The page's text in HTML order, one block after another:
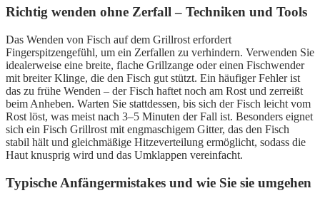
Richtig wenden ohne Zerfall – Techniken und Tools
Das Wenden von Fisch auf dem Grillrost erfordert
Fingerspitzengefühl, um ein Zerfallen zu verhindern. Verwenden Sie
idealerweise eine breite, flache Grillzange oder einen Fischwender
mit breiter Klinge, die den Fisch gut stützt. Ein häufiger Fehler ist
das zu frühe Wenden – der Fisch haftet noch am Rost und zerreißt
beim Anheben. Warten Sie stattdessen, bis sich der Fisch leicht vom
Rost löst, was meist nach 3–5 Minuten der Fall ist. Besonders eignet
sich ein Fisch Grillrost mit engmaschigem Gitter, das den Fisch
stabil hält und gleichmäßige Hitzeverteilung ermöglicht, sodass die
Haut knusprig wird und das Umklappen vereinfacht.
Typische Anfängermistakes und wie Sie sie umgehen